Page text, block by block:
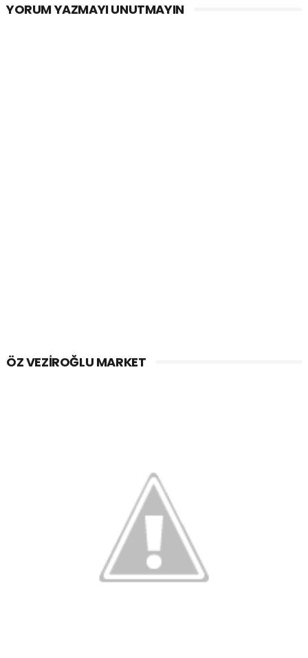
YORUM YAZMAYI UNUTMAYIN
ÖZ VEZIROĞLU MARKET